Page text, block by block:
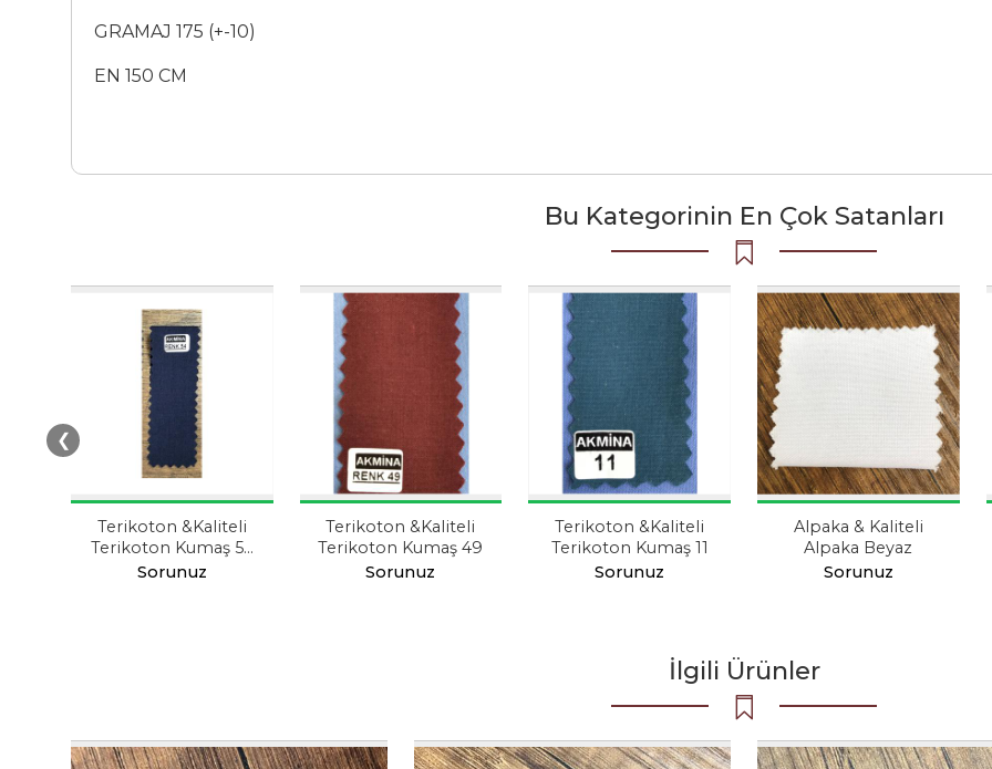
GRAMAJ 175 (+-10)
EN 150 CM
Bu Kategorinin En Çok Satanları
Terikoton &Kaliteli
Terikoton Kumaş 54
Koyu Lacivert
Sorunuz
Terikoton &Kaliteli
Terikoton Kumaş 49
Sorunuz
Terikoton &Kaliteli
Terikoton Kumaş 11
Sorunuz
Alpaka & Kaliteli
Alpaka Beyaz
Sorunuz
❮
İlgili Ürünler